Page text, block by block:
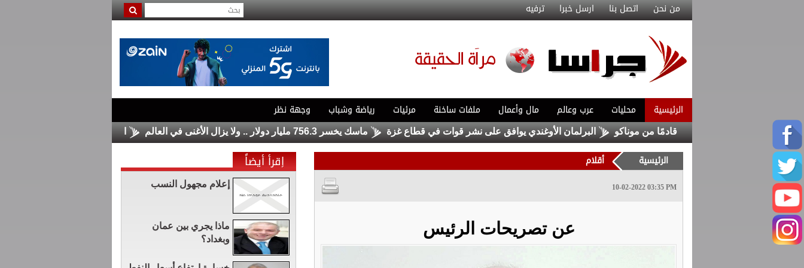
من نحن اتصل بنا ارسل خبرا ترفيه
الرئيسية محليات عرب وعالم مال وأعمال ملفات ساخنة مرئيات رياضة وشباب وجهة نظر
مع ماغنيس أكليوش قادمًا من موناكو البرلمان الأوغندي يوافق على نشر قوات في قطاع غزة ماسك يخسر 756.3 مليار دولار .. ولا يزال الأغنى في العالم الأسواق الأوروبية تغلق على مكاسب
الرئيسية أقلام
10-02-2022 03:35 PM
عن تصريحات الرئيس
إقرأ أيضاً
إعلام مجهول النسب
ماذا يجري بين عمان
وبغداد؟